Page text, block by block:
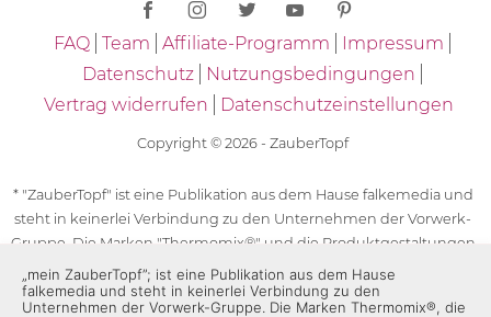
FAQ Team Affiliate-Programm
Impressum
Datenschutz
Nutzungsbedingungen
Vertrag widerrufen
Datenschutzeinstellungen
Copyright © 2026 - ZauberTopf
* "ZauberTopf" ist eine Publikation aus dem Hause falkemedia und
steht in keinerlei Verbindung zu den Unternehmen der Vorwerk-
Gruppe. Die Marken "Thermomix®" und die Produktgestaltungen
des "Thermomix®" sind eingetragene Marken der Unternehmen
der Vorwerk-Gruppe. Die Marken Thermomix®, die Zeichen TM5®,
„mein ZauberTopf”; ist eine Publikation aus dem Hause
falkemedia und steht in keinerlei Verbindung zu den
Unternehmen der Vorwerk-Gruppe. Die Marken Thermomix®, die